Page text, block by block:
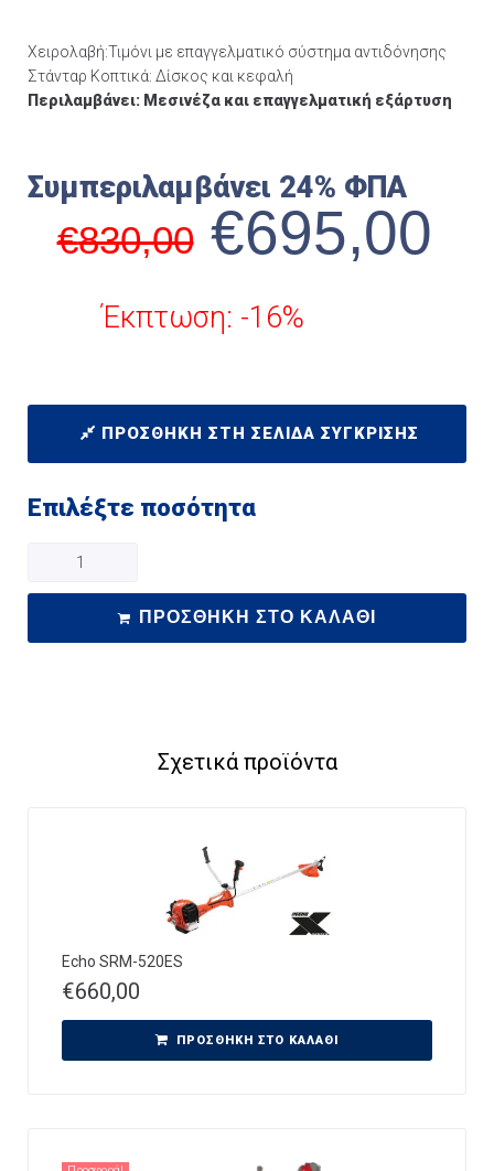
Χειρολαβή:Τιμόνι με επαγγελματικό σύστημα αντιδόνησης
Στάνταρ Κοπτικά: Δίσκος και κεφαλή
Περιλαμβάνει: Μεσινέζα και επαγγελματική εξάρτυση
Συμπεριλαμβάνει 24% ΦΠΑ
€830,00 €695,00
Έκπτωση: -16%
ΠΡΟΣΘΉΚΗ ΣΤΗ ΣΕΛΊΔΑ ΣΎΓΚΡΙΣΗΣ
Επιλέξτε ποσότητα
ΠΡΟΣΘΉΚΗ ΣΤΟ ΚΑΛΆΘΙ
Σχετικά προϊόντα
Echo SRM-520ES
€660,00
ΠΡΟΣΘΉΚΗ ΣΤΟ ΚΑΛΆΘΙ